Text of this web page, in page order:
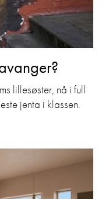
lillesøster, nå i full
jenta i klassen.